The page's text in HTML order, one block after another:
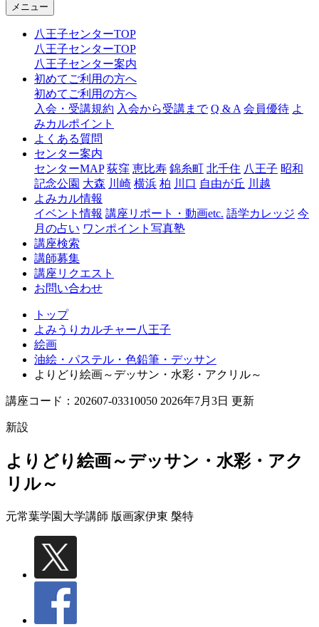
ャ
王
メニュー
八王子センターTOP
八王子センターTOP
八王子センター案内
初めてご利用の方へ
初めてご利用の方へ
入会・受講規約 入会から受講まで Q & A 会員優待 よ
みカルポイント
よくある質問
センター案内
センターMAP 荻窪 恵比寿 錦糸町 北千住 八王子 昭和
記念公園 大森 川崎 横浜 柏 川口 自由が丘 川越
よみカル情報
イベント情報 講座リポート・動画etc. 語学カレッジ 今
月の占い ワンポイント写真塾
講座検索
講師募集
講座リクエスト
お問い合わせ
トップ
よみうりカルチャー八王子
絵画
油絵・パステル・色鉛筆・デッサン
よりどり絵画～デッサン・水彩・アクリル～
講座コード：202607-03310050 2026年7月3日 更新
新設
よりどり絵画～デッサン・水彩・アク
リル～
元常葉学園大学講師 版画家伊東 槃特